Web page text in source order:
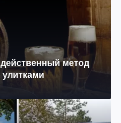
метод